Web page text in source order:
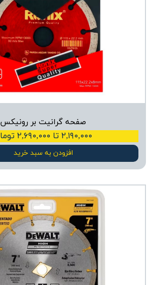
صفحه گرانیت بر رونیکس
۲,۱۹۰,۰۰۰ تا ۲,۶۹۰,۰۰۰ تومان
افزودن به سبد خرید